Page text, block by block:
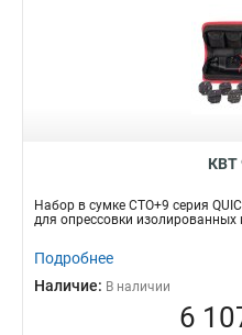
КВТ
Набор в сумке СТО+9 серия
для опрессовки изолированных
Подробнее
Наличие: В наличии
6